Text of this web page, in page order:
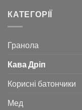
КАТЕГОРІЇ
Гранола
Кава Дріп
Корисні батончики
Мед